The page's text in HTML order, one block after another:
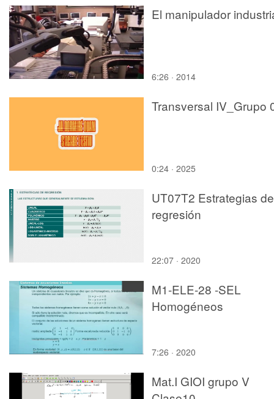
El manipulador
6:26 · 2014
Transversal IV_Grupo
0:24 · 2025
UT07T2 Estrategias de
regresión
22:07 · 2020
M1-ELE-28 -SEL
Homogéneos
7:26 · 2020
Mat.I GIOI grupo V